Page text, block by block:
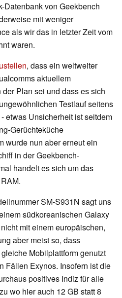
Datenbank von Geekbench
mit weniger
als wir das in letzter Zeit vom
waren.
, dass ein weltweiter
aktuellem
Plan sei und dass es sich
Testlauf seitens
etwas Unsicherheit ist seitdem
Gerüchteküche
wurde nun aber erneut ein
in der Geekbench-
handelt es sich um das
SM-S931N sagt uns
südkoreanischen Galaxy
mit einem europäischen,
aber meist so, dass
Mobilplattform genutzt
Fällen Exynos. Insofern ist die
positives Indiz für alle
wo hier auch 12 GB statt 8